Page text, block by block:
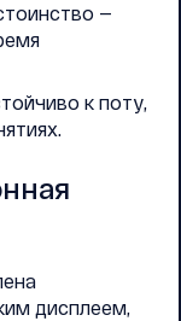
—
к поту,
дисплеем,